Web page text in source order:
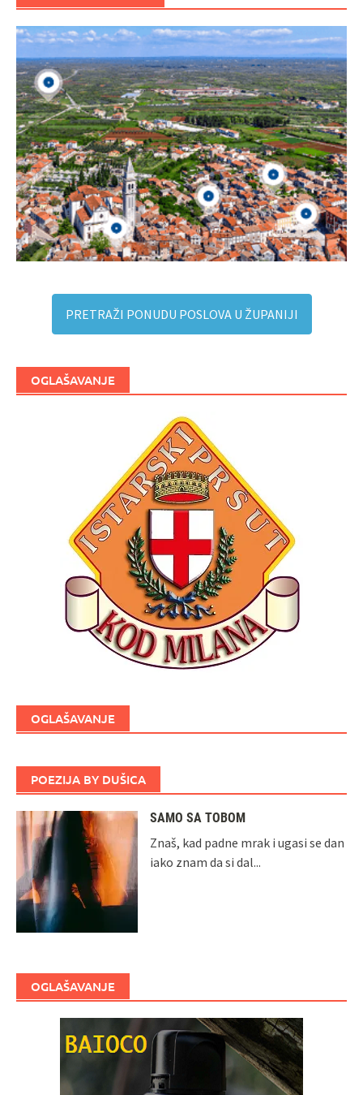
PRETRAŽI PONUDU POSLOVA U ŽUPANIJI
OGLAŠAVANJE
OGLAŠAVANJE
POEZIJA BY DUŠICA
SAMO SA TOBOM
Znaš, kad padne mrak i ugasi se dan
iako znam da si dal...
OGLAŠAVANJE